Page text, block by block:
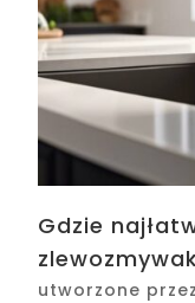
Gdzie
utworzone przez